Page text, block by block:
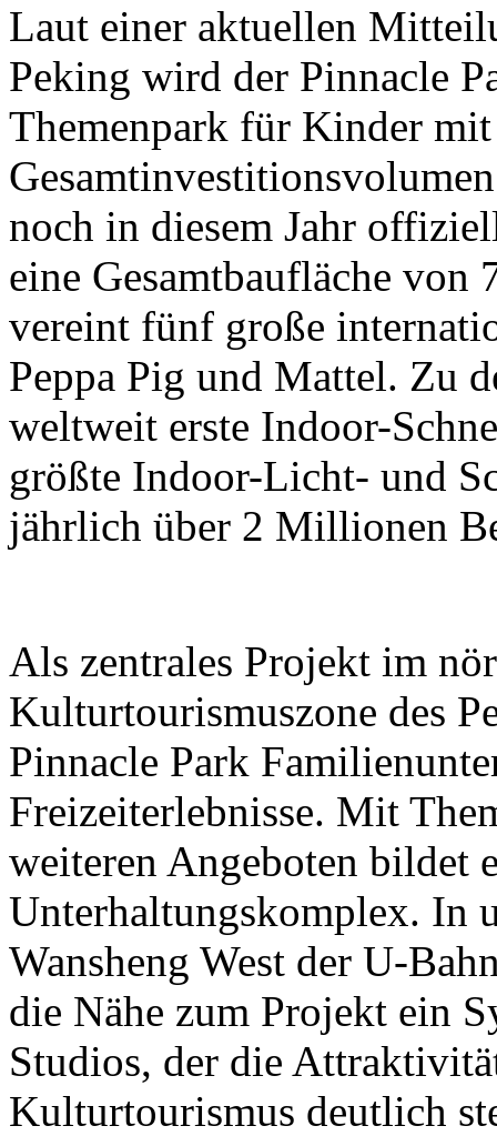
Laut einer aktuellen
Peking wird der Pinnacle
Themenpark für Kinder
noch in diesem Jahr
eine Gesamtbaufläche von
vereint fünf große
Peppa Pig und Mattel. Zu
weltweit erste Indoor-
größte Indoor-Licht- und
jährlich über 2 Millionen
Als zentrales Projekt im
Kulturtourismuszone des
Pinnacle Park
Freizeiterlebnisse. Mit
weiteren Angeboten bildet
Unterhaltungskomplex. In
Wansheng West der U-
die Nähe zum Projekt ein
Studios, der die
Kulturtourismus deutlich